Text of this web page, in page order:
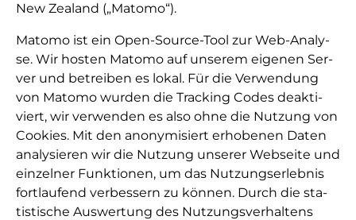
New Zealand („Matomo“).
Matomo ist ein Open-Source-Tool zur Web-Ana­ly­
se. Wir hos­ten Matomo auf un­se­rem ei­ge­nen Ser­
ver und be­trei­ben es lo­kal. Für die Ver­wen­dung
von Matomo wur­den die Tra­cking Co­des de­ak­ti­
viert, wir ver­wen­den es al­so oh­ne die Nut­zung von
Cookies. Mit den ano­ny­mi­siert er­ho­be­nen Da­ten
ana­ly­sie­ren wir die Nut­zung un­se­rer Web­sei­te und
ein­zel­ner Funk­ti­o­nen, um das Nut­zungs­er­leb­nis
fort­lau­fend ver­bes­sern zu kön­nen. Durch die sta­
tis­ti­sche Aus­wer­tung des Nut­zungs­ver­hal­tens